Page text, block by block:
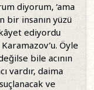
diyorum, ‘ama
bir insanın yüzü
ediyordu
Öyle
bile acının
vardır, daima
ve